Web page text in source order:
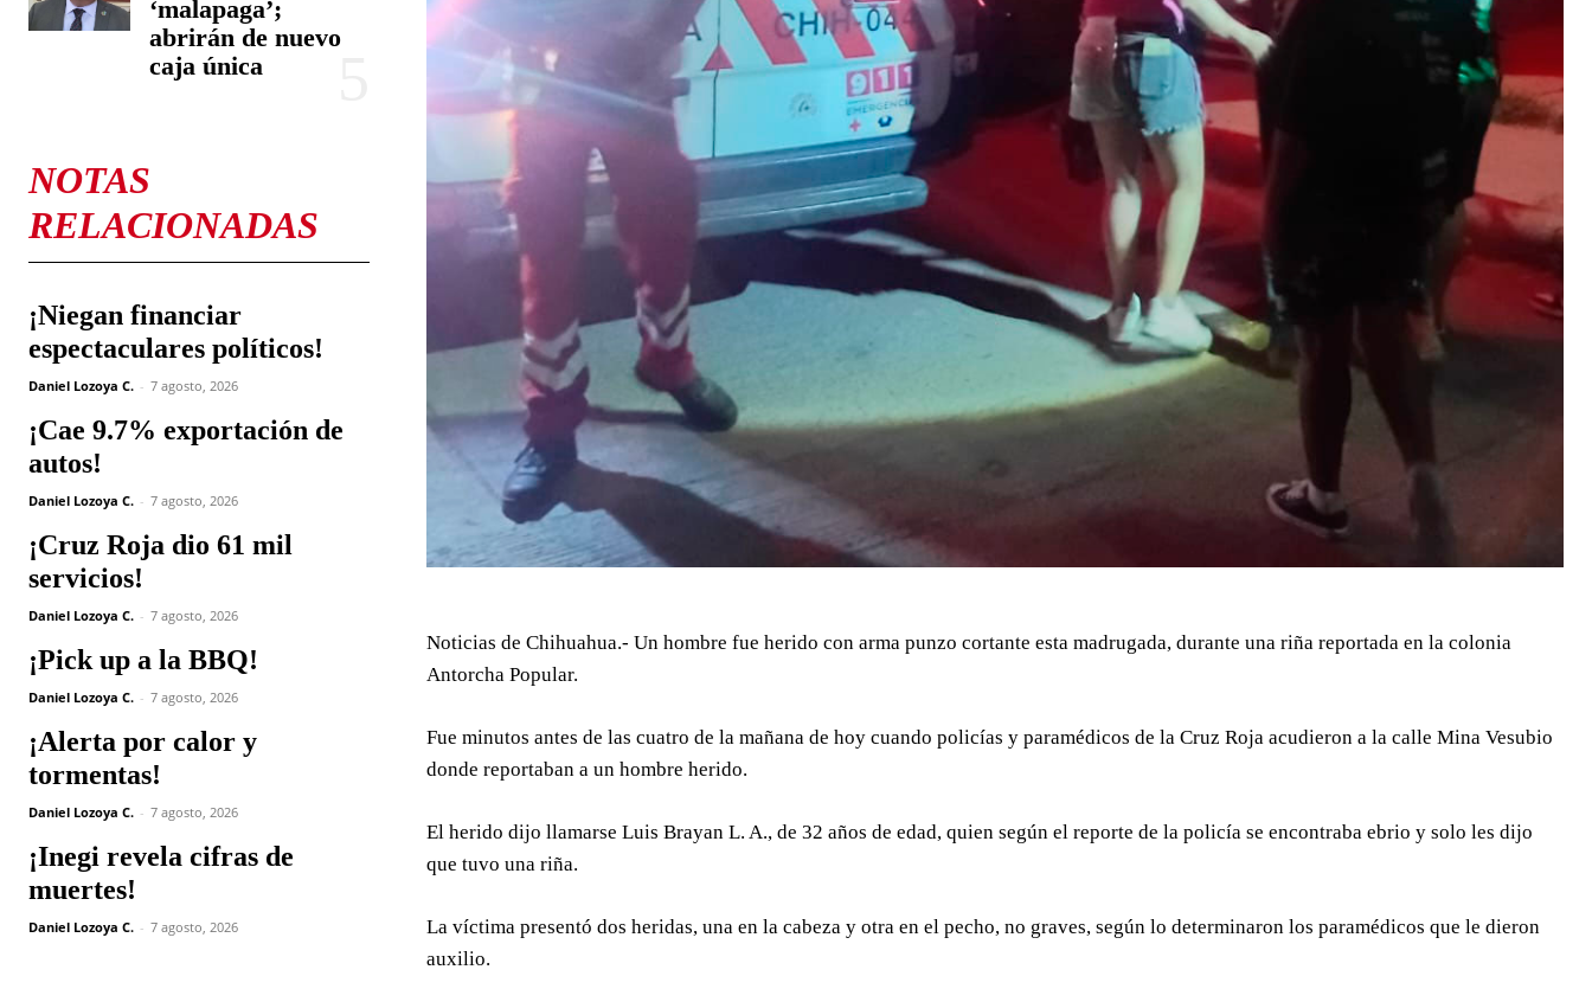
‘malapaga’;
abrirán de nuevo
caja única
NOTAS
RELACIONADAS
¡Niegan financiar
espectaculares políticos!
Daniel Lozoya C. - 7 agosto, 2026
¡Cae 9.7% exportación de
autos!
Daniel Lozoya C. - 7 agosto, 2026
¡Cruz Roja dio 61 mil
servicios!
Daniel Lozoya C. - 7 agosto, 2026
¡Pick up a la BBQ!
Daniel Lozoya C. - 7 agosto, 2026
¡Alerta por calor y
tormentas!
Daniel Lozoya C. - 7 agosto, 2026
¡Inegi revela cifras de
muertes!
Daniel Lozoya C. - 7 agosto, 2026
Noticias de Chihuahua.- Un hombre fue herido con arma punzo cortante esta madrugada, durante una riña reportada en la colonia
Antorcha Popular.
Fue minutos antes de las cuatro de la mañana de hoy cuando policías y paramédicos de la Cruz Roja acudieron a la calle Mina Vesubio
donde reportaban a un hombre herido.
El herido dijo llamarse Luis Brayan L. A., de 32 años de edad, quien según el reporte de la policía se encontraba ebrio y solo les dijo
que tuvo una riña.
La víctima presentó dos heridas, una en la cabeza y otra en el pecho, no graves, según lo determinaron los paramédicos que le dieron
auxilio.